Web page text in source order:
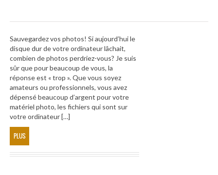
Sauvegardez vos photos! Si aujourd’hui le
disque dur de votre ordinateur lâchait,
combien de photos perdriez-vous? Je suis
sûr que pour beaucoup de vous, la
réponse est « trop ». Que vous soyez
amateurs ou professionnels, vous avez
dépensé beaucoup d’argent pour votre
matériel photo, les fichiers qui sont sur
votre ordinateur […]
PLUS